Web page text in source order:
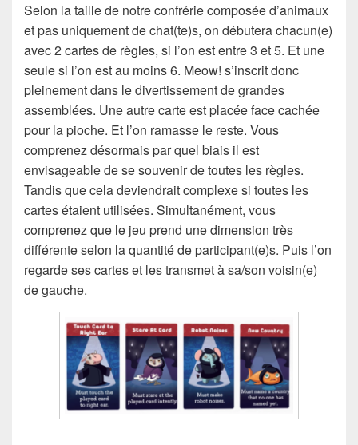
Selon la taille de notre confrérie composée d’animaux
et pas uniquement de chat(te)s, on débutera chacun(e)
avec 2 cartes de règles, si l’on est entre 3 et 5. Et une
seule si l’on est au moins 6. Meow! s’inscrit donc
pleinement dans le divertissement de grandes
assemblées. Une autre carte est placée face cachée
pour la pioche. Et l’on ramasse le reste. Vous
comprenez désormais par quel biais il est
envisageable de se souvenir de toutes les règles.
Tandis que cela deviendrait complexe si toutes les
cartes étaient utilisées. Simultanément, vous
comprenez que le jeu prend une dimension très
différente selon la quantité de participant(e)s. Puis l’on
regarde ses cartes et les transmet à sa/son voisin(e)
de gauche.